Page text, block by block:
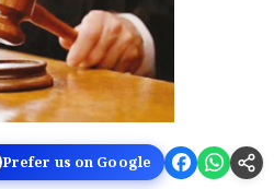
Prefer us on Google